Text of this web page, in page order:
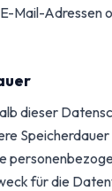
Mail-Adressen
dieser
für die